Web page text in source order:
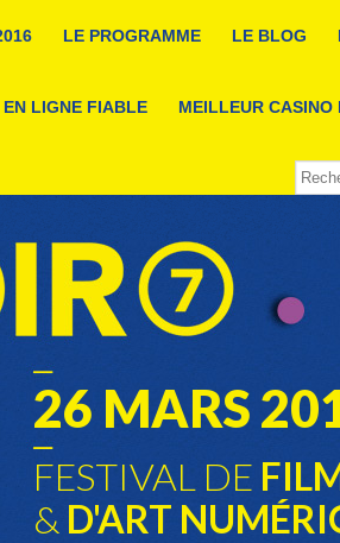
LE PROGRAMME LE BLOG
EN LIGNE FIABLE MEILLEUR CASINO
26 MARS
FESTIVAL DE
& D'ART